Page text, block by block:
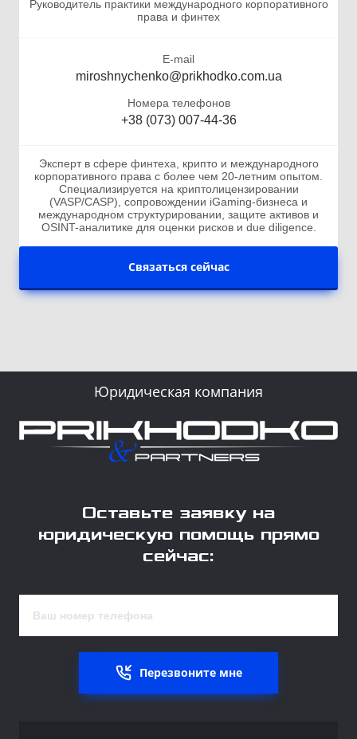
Руководитель практики международного корпоративного
права и финтех
E-mail
miroshnychenko@prikhodko.com.ua
Номера телефонов
+38 (073) 007-44-36
Эксперт в сфере финтеха, крипто и международного
корпоративного права с более чем 20-летним опытом.
Специализируется на криптолицензировании
(VASP/CASP), сопровождении iGaming-бизнеса и
международном структурировании, защите активов и
OSINT-аналитике для оценки рисков и due diligence.
Связаться сейчас
Юридическая компания
Оставьте заявку на
юридическую помощь прямо
сейчас:
Перезвоните мне